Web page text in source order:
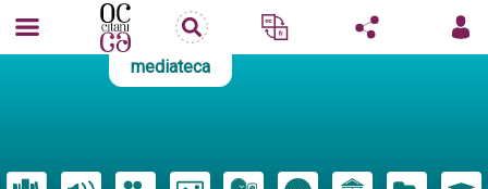
mediateca